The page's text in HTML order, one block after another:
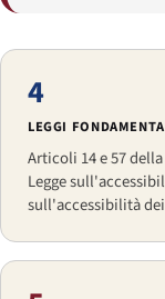
4
LEGGI
Articoli 14 e 57
Legge
sull'accessibilità